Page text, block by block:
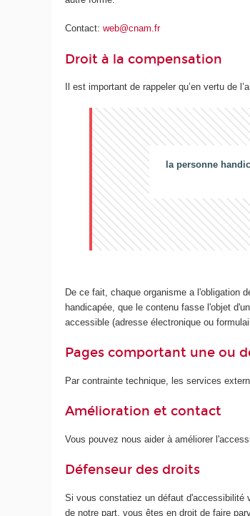
Contact:web@cnam.fr
Droit à la compensation
Il est important de rappeler qu’en vertu de
la personne
De ce fait, chaque organisme a l'obligation
handicapée, que le contenu fasse l'objet
accessible (adresse électronique ou
Pages comportant une ou
Par contrainte technique, les services
Amélioration et contact
Vous pouvez nous aider à améliorer
Défenseur des droits
Si vous constatiez un défaut d'accessibilité
de notre part, vous êtes en droit de faire